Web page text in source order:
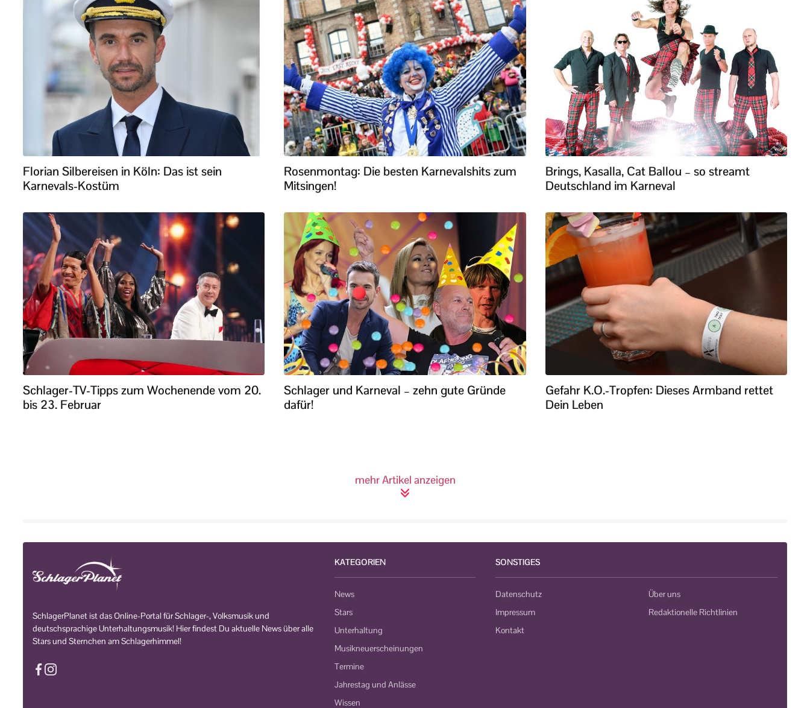
Florian Silbereisen in Köln: Das ist sein
Karnevals-Kostüm
Rosenmontag: Die besten Karnevalshits zum
Mitsingen!
Brings, Kasalla, Cat Ballou – so streamt
Deutschland im Karneval
Schlager-TV-Tipps zum Wochenende vom 20.
bis 23. Februar
Schlager und Karneval – zehn gute Gründe
dafür!
Gefahr K.O.-Tropfen: Dieses Armband rettet
Dein Leben
mehr Artikel anzeigen
SchlagerPlanet ist das Online-Portal für Schlager-, Volksmusik und
deutschsprachige Unterhaltungsmusik! Hier findest Du aktuelle News über alle
Stars und Sternchen am Schlagerhimmel!
KATEGORIEN
News
Stars
Unterhaltung
Musikneuerscheinungen
Termine
Jahrestag und Anlässe
Wissen
SONSTIGES
Datenschutz
Impressum
Kontakt
Über uns
Redaktionelle Richtlinien